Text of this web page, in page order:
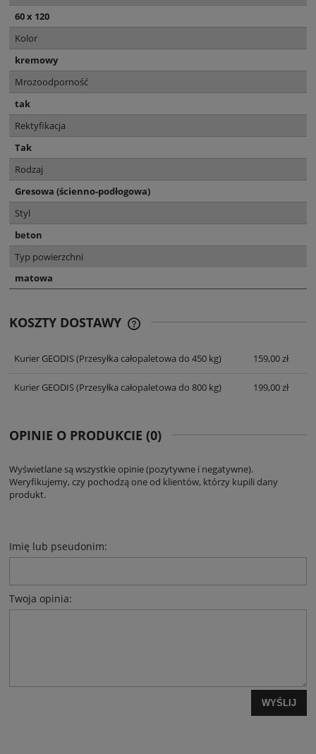
60 x 120
Kolor
kremowy
Mrozoodporność
tak
Rektyfikacja
Tak
Rodzaj
Gresowa (ścienno-podłogowa)
Styl
beton
Typ powierzchni
matowa
KOSZTY DOSTAWY
Kurier GEODIS(Przesyłka całopaletowa do 450 kg) 159,00 zł
Kurier GEODIS(Przesyłka całopaletowa do 800 kg) 199,00 zł
OPINIE O PRODUKCIE (0)
Wyświetlane są wszystkie opinie (pozytywne i negatywne).
Weryfikujemy, czy pochodzą one od klientów, którzy kupili dany
produkt.
Imię lub pseudonim:
Twoja opinia:
WYŚLIJ